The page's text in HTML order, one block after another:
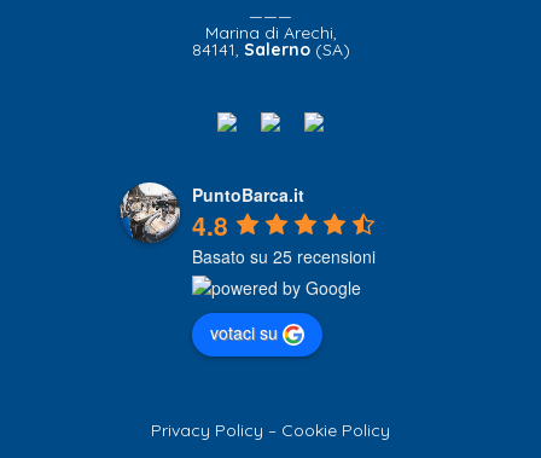
———
Marina di Arechi,
84141, Salerno(SA)
PuntoBarca.it
4.8
Basato su 25 recensioni
votaci su
Privacy Policy – Cookie Policy